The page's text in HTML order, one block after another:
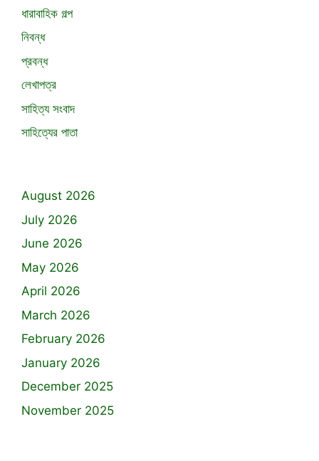
ধারাবাহিক গল্প
নিবন্ধ
প্রবন্ধ
লেখাপত্র
সাহিত্য সংবাদ
সাহিত্যের পাতা
August 2026
July 2026
June 2026
May 2026
April 2026
March 2026
February 2026
January 2026
December 2025
November 2025